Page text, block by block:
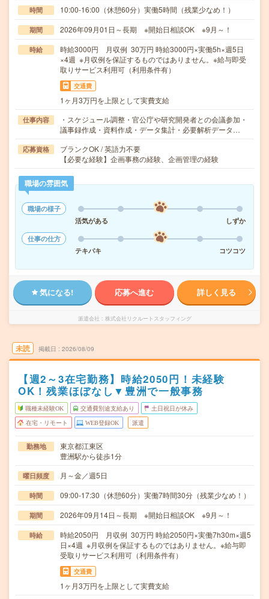
時間 10:00-16:00（休憩60分）実働5時間（残業少なめ！）
期間 2026年09月01日～長期 ※開始日相談OK ※9月～！
時給
時給3000円 月収例 30万円 時給3000円×実働5h×週5日
×4週 ※月収例を保証するものではありません。※給与即受
取りサービス利用可（利用条件有）
交通費
1ヶ月3万円を上限として実費支給
仕事内容
・スケジュール調整・官公庁や研究開発者との会議参加・
議事録作成・資料作成・データ集計・必要解析データ…
応募資格
ブランクOK / 英語力不要
【必要な経験】企画事務の経験、企画管理の経験
職場の雰囲気
職場の様子
活気がある
しずか
仕事の仕方
テキパキ
コツコツ
気になる! 応募へ進む 詳しく見る
派遣会社 株式会社リクルートスタッフィング
未読 掲載日 2026/08/09
【週2～3在宅勤務】時給2050円！未経験
OK！残業ほぼなし▼豊洲で一般事務
職種未経験OK 交通費別途支給あり 土日祝日が休み
在宅・リモート WEB登録OK 派遣
勤務地
東京都江東区
豊洲駅から徒歩1分
曜日頻度 月～金／週5日
時間 09:00-17:30（休憩60分）実働7時間30分（残業少なめ！）
期間 2026年09月14日～長期 ※開始日相談OK ※9月～！
時給
時給2050円 月収例 30万円 時給2050円×実働7h30m×週5
日×4週 ※月収例を保証するものではありません。※給与即
受取りサービス利用可（利用条件有）
交通費
1ヶ月3万円を上限として実費支給